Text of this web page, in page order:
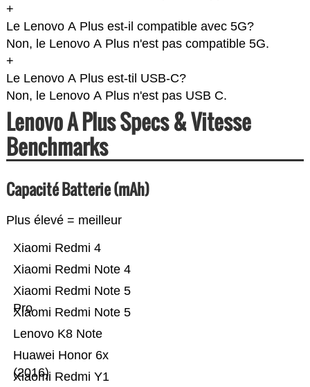
+
Le Lenovo A Plus est-il compatible avec 5G?
Non, le Lenovo A Plus n'est pas compatible 5G.
+
Le Lenovo A Plus est-til USB-C?
Non, le Lenovo A Plus n'est pas USB C.
Lenovo A Plus Specs & Vitesse
Benchmarks
Capacité Batterie (mAh)
Plus élevé = meilleur
Xiaomi Redmi Y1
Huawei Honor 6x
(2016)
Lenovo K8 Note
Xiaomi Redmi Note 5
Xiaomi Redmi Note 5
Pro
Xiaomi Redmi Note 4
Xiaomi Redmi 4